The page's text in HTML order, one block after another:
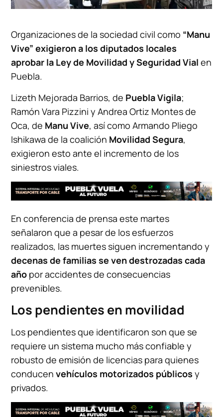
Organizaciones de la sociedad civil como “Manu
Vive” exigieron a los diputados locales
aprobar la Ley de Movilidad y Seguridad Vial en
Puebla.
Lizeth Mejorada Barrios, de Puebla Vigila;
Ramón Vara Pizzini y Andrea Ortiz Montes de
Oca, de Manu Vive, así como Armando Pliego
Ishikawa de la coalición Movilidad Segura,
exigieron esto ante el incremento de los
siniestros viales.
En conferencia de prensa este martes
señalaron que a pesar de los esfuerzos
realizados, las muertes siguen incrementando y
decenas de familias se ven destrozadas cada
año por accidentes de consecuencias
prevenibles.
Los pendientes en movilidad
Los pendientes que identificaron son que se
requiere un sistema mucho más confiable y
robusto de emisión de licencias para quienes
conducenvehículos motorizados públicos y
privados.